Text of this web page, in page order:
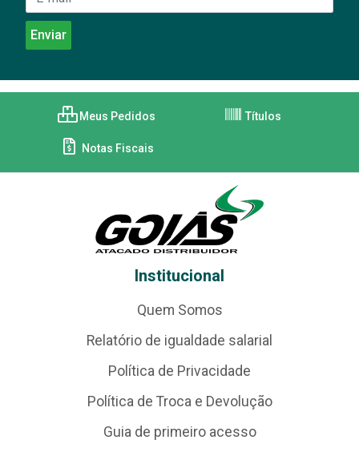
Meus Pedidos Títulos
Notas Fiscais
Institucional
Quem Somos
Relatório de igualdade salarial
Política de Privacidade
Política de Troca e Devolução
Guia de primeiro acesso